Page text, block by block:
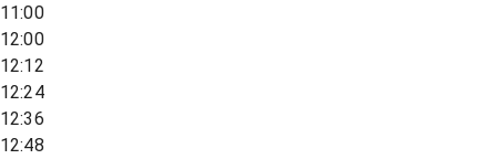
11:00
12:00
12:12
12:24
12:36
12:48